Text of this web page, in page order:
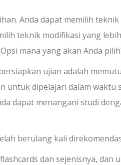
Anda dapat memilih
teknik modifikasi yang
mana yang akan Anda
ujian adalah
untuk dipelajari dalam waktu
dapat menangani studi
berulang kali
dan sejenisnya,